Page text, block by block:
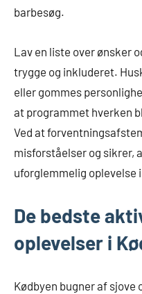
barbesøg.
Lav en liste over ønsker
trygge og inkluderet.
eller gommes
at programmet hverken
Ved at
misforståelser og sikrer,
uforglemmelig oplevelse
De bedste
oplevelser i
Kødbyen bugner af sjove